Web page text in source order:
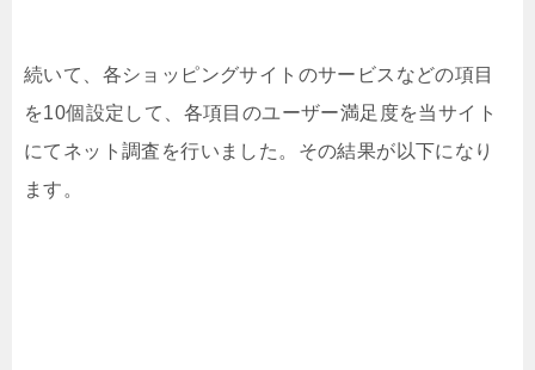
続いて、各ショッピングサイトのサービスなどの項目
を10個設定して、各項目のユーザー満足度を当サイト
にてネット調査を行いました。その結果が以下になり
ます。